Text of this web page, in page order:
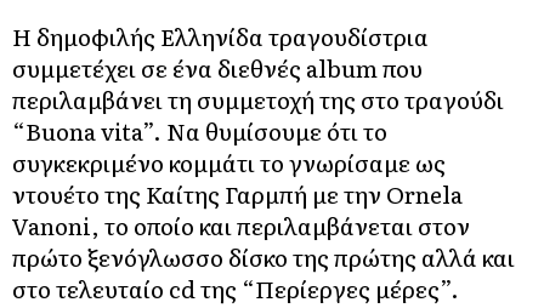
Η δημοφιλής Ελληνίδα τραγουδίστρια
συμμετέχει σε ένα διεθνές album που
περιλαμβάνει τη συμμετοχή της στο τραγούδι
“Buona vita”. Να θυμίσουμε ότι το
συγκεκριμένο κομμάτι το γνωρίσαμε ως
ντουέτο της Καίτης Γαρμπή με την Ornela
Vanoni, το οποίο και περιλαμβάνεται στον
πρώτο ξενόγλωσσο δίσκο της πρώτης αλλά και
στο τελευταίο cd της “Περίεργες μέρες”.